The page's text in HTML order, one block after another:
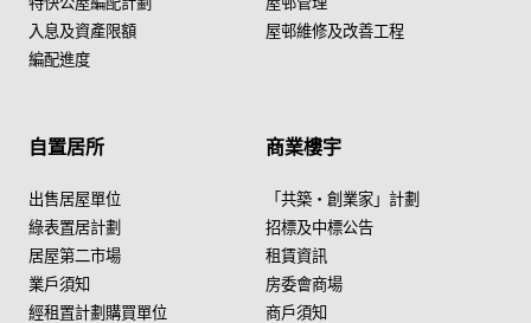
入息及資產限額
編配進度
屋邨維修及改善工程
自置居所
出售居屋單位
綠表置居計劃
居屋第二市場
業戶須知
經租置計劃購買單位
商業樓宇
「共築・創業家」計劃
招標及中標公告
租賃資訊
房委會商場
商戶須知